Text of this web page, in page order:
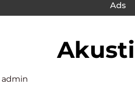
Ads
admin